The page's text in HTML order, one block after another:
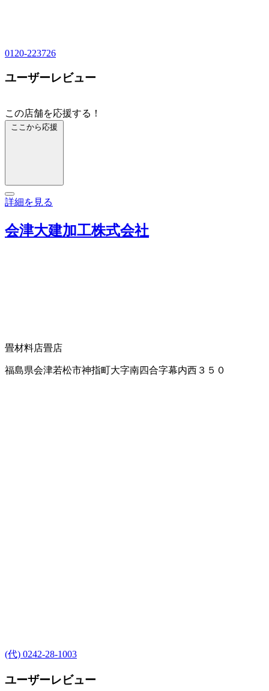
0120-223726
ユーザーレビュー
この店舗を応援する！
ここから応援
詳細を見る
会津大建加工株式会社
畳材料店畳店
福島県会津若松市神指町大字南四合字幕内西３５０
(代) 0242-28-1003
ユーザーレビュー